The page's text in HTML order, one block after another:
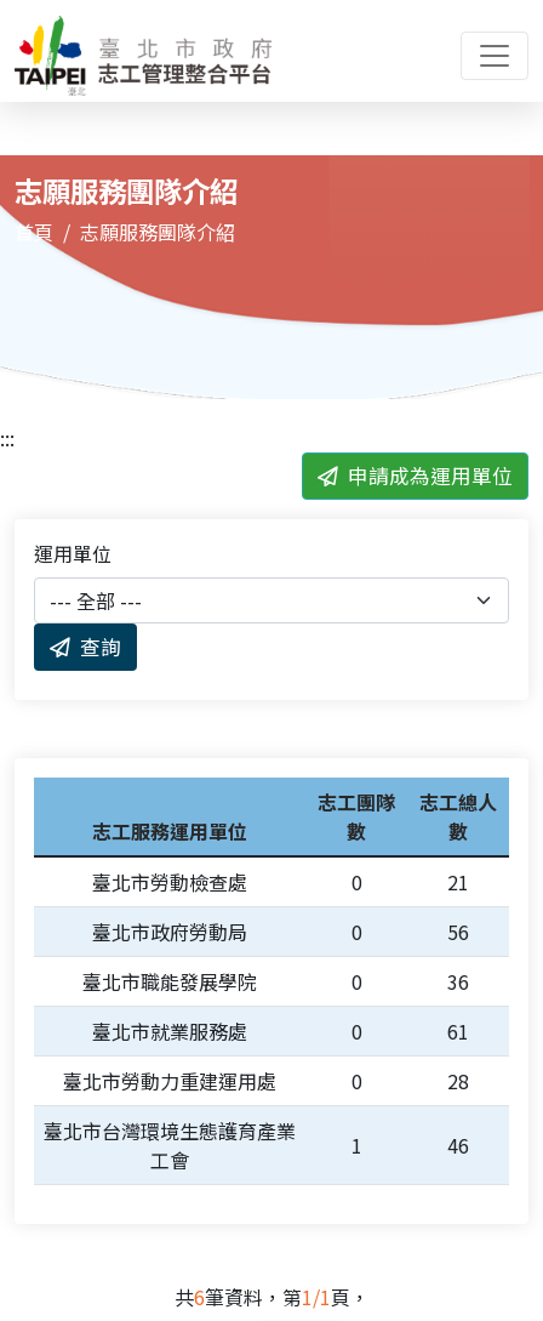
志願服務團隊介紹
首頁 志願服務團隊介紹
:::
申請成為運用單位
運用單位
查詢
志工服務運用單位
志工團隊
數
志工總人
數
臺北市勞動檢查處
0
21
臺北市政府勞動局
0
56
臺北市職能發展學院
0
36
臺北市就業服務處
0
61
臺北市勞動力重建運用處
0
28
臺北市台灣環境生態護育產業
工會
1 46
共6筆資料，第1/1頁，